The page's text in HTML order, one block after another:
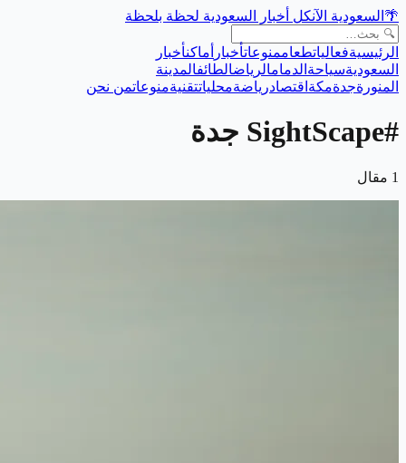
🌴 السعودية الآنكل أخبار السعودية لحظة بلحظة
الرئيسيةفعالياتطعاممنوعاتأخبار أماكنأخبار
السعوديةسياحة الدمامالرياضالطائفالمدينة
المنورةجدةمكة اقتصادرياضةمحلياتتقنيةمنوعاتمن نحن
#SightScape جدة
1 مقال